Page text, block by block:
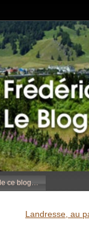
ce blog…
Landresse, au